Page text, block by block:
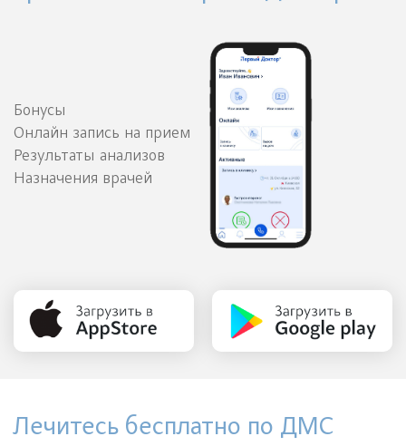
Бонусы
Онлайн запись на прием
Результаты анализов
Назначения врачей
Лечитесь бесплатно по ДМС